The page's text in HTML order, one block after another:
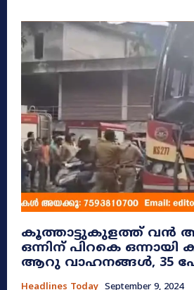
കൂത്താട്ടുകുളത്ത് വൻ
ഒന്നിന് പിറകെ ഒന്നായി
ആറു വാഹനങ്ങൾ, 35
Headlines Today September 9, 2024